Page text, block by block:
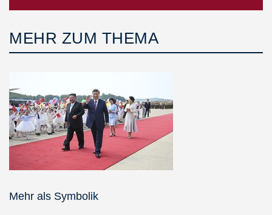
MEHR ZUM THEMA
Mehr als Symbolik